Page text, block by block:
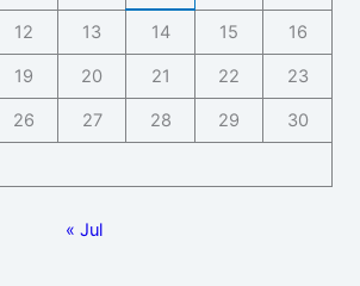
12 13 14 15 16
19 20 21 22 23
26 27 28 29 30
« Jul